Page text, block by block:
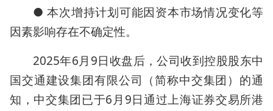
● 本次增持计划可能因资本市场情况变化等
因素影响存在不确定性。
2025年6月9日收盘后，公司收到控股股东中
国交通建设集团有限公司（简称中交集团）的通
知，中交集团已于6月9日通过上海证券交易所港